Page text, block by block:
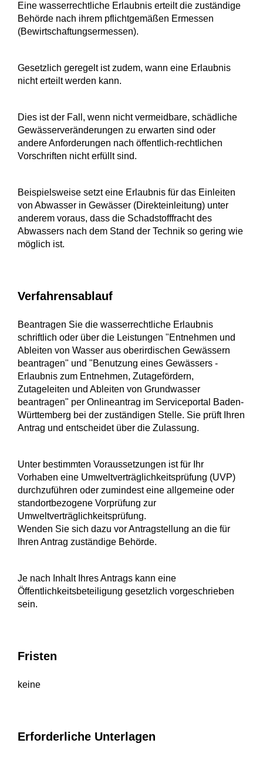
Eine wasserrechtliche Erlaubnis erteilt die zuständige
Behörde nach ihrem pflichtgemäßen Ermessen
(Bewirtschaftungsermessen).
Gesetzlich geregelt ist zudem, wann eine Erlaubnis
nicht erteilt werden kann.
Dies ist der Fall, wenn nicht vermeidbare, schädliche
Gewässerveränderungen zu erwarten sind oder
andere Anforderungen nach öffentlich-rechtlichen
Vorschriften nicht erfüllt sind.
Beispielsweise setzt eine Erlaubnis für das Einleiten
von Abwasser in Gewässer (Direkteinleitung) unter
anderem voraus, dass die Schadstofffracht des
Abwassers nach dem Stand der Technik so gering wie
möglich ist.
Verfahrensablauf
Beantragen Sie die wasserrechtliche Erlaubnis
schriftlich oder über die Leistungen "Entnehmen und
Ableiten von Wasser aus oberirdischen Gewässern
beantragen" und "Benutzung eines Gewässers -
Erlaubnis zum Entnehmen, Zutagefördern,
Zutageleiten und Ableiten von Grundwasser
beantragen" per Onlineantrag im Serviceportal Baden-
Württemberg bei der zuständigen Stelle. Sie prüft Ihren
Antrag und entscheidet über die Zulassung.
Unter bestimmten Voraussetzungen ist für Ihr
Vorhaben eine Umweltverträglichkeitsprüfung (UVP)
durchzuführen oder zumindest eine allgemeine oder
standortbezogene Vorprüfung zur
Umweltverträglichkeitsprüfung.
Wenden Sie sich dazu vor Antragstellung an die für
Ihren Antrag zuständige Behörde.
Je nach Inhalt Ihres Antrags kann eine
Öffentlichkeitsbeteiligung gesetzlich vorgeschrieben
sein.
Fristen
keine
Erforderliche Unterlagen